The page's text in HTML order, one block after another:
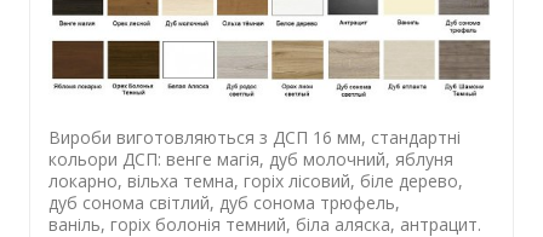
Вироби виготовляються з ДСП 16 мм, стандартні
кольори ДСП: венге магія, дуб молочний, яблуня
локарно, вільха темна, горіх лісовий, біле дерево,
дуб сонома світлий, дуб сонома трюфель,
ваніль, горiх болонiя темний, бiла аляска, антрацит.